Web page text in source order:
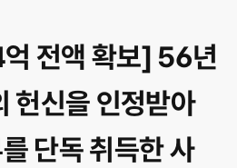
헌신을 인정받아
단독 취득한 사